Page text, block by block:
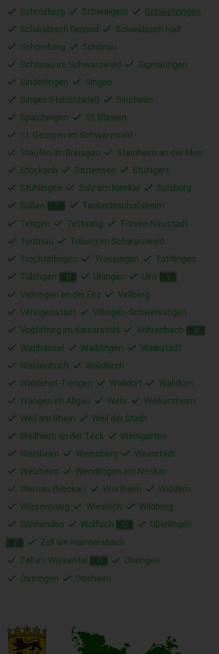
Schrozberg
Schwaigern
Schwetzingen
Schwäbisch Gmünd
Schwäbisch Hall
Schömberg
Schönau
Schönau im Schwarzwald
Sigmaringen
Sindelfingen
Singen
Singen (Hohentwiel)
Sinsheim
Spaichingen
St. Blasien
St. Georgen im Schwarzwald
Staufen im Breisgau
Steinheim an der Murr
Stockach
Stutensee
Stuttgart
Stühlingen
Sulz am Neckar
Sulzburg
Süßen
T
Tauberbischofsheim
Tengen
Tettnang
Titisee-Neustadt
Todtnau
Triberg im Schwarzwald
Trochtelfingen
Trossingen
Tuttlingen
Tübingen
U Uhingen Ulm V
Vaihingen an der Enz
Vellberg
Veringenstadt
Villingen-Schwenningen
Vogtsburg im Kaiserstuhl
Vöhrenbach W
Waghäusel Waiblingen
Waibstadt
Waldenbuch
Waldkirch
Waldshut-Tiengen
Walldorf
Walldürn
Wangen im Allgäu
Wehr
Weikersheim
Weil am Rhein
Weil der Stadt
Weilheim an der Teck
Weingarten
Weinheim
Weinsberg
Weinstadt
Welzheim
Wendlingen am Neckar
Wernau (Neckar)
Wertheim
Widdern
Wiesensteig
Wiesloch
Wildberg
Winnenden
Wolfach Ü Überlingen
Z
Zell am Harmersbach
Zell im Wiesental
Ö
Öhringen
Östringen
Ötisheim